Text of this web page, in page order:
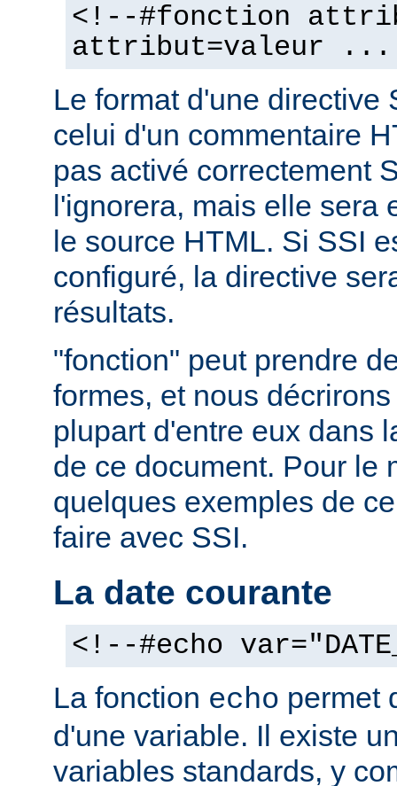
<!--#fonction
attribut=valeur
Le format d'une directive
celui d'un commentaire
pas activé correctement
l'ignorera, mais elle sera
le source HTML. Si SSI
configuré, la directive
résultats.
"fonction" peut prendre
formes, et nous
plupart d'entre eux dans
de ce document. Pour le
quelques exemples de
faire avec SSI.
La date courante
<!--#echo
La fonction echo permet
d'une variable. Il existe
variables standards, y